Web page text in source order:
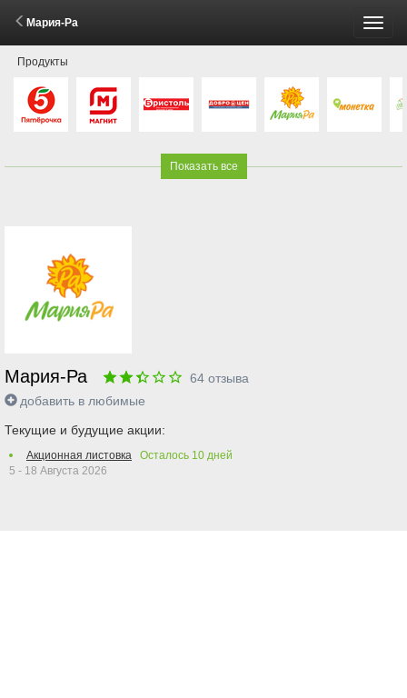
Мария-Ра
Продукты
Показать все
Мария-Ра 64 отзыва
добавить в любимые
Текущие и будущие акции:
Акционная листовка Осталось 10 дней
5 - 18 Августа 2026